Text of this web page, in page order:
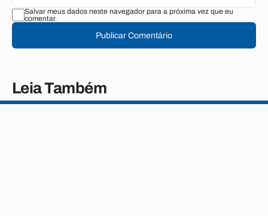
Salvar meus dados neste navegador para a próxima vez que eu
comentar.
Publicar Comentário
Leia Também